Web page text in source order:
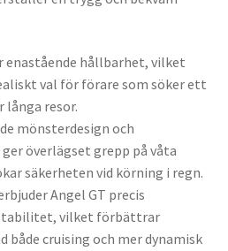
enastående hållbarhet, vilket
val för förare som söker ett
resor.
mönsterdesign och
överlägset grepp på våta
säkerheten vid körning i regn.
Angel GT precis
vilket förbättrar
både cruising och mer dynamisk